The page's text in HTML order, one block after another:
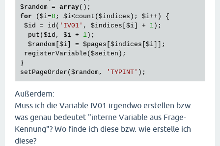
$random = array
for ( $i=0 ; $i<count( $indices ); $i++) {
$id = id( 'IV01' , $indices $i ] + 1 );
  put(
$id , $i + 1 );
$random $i ] = $pages $indices $i ]];
registerVariable( $seiten );
}
setPageOrder( $random, 'TYPINT'
Außerdem:
Muss ich die Variable IV01 irgendwo erstellen bzw.
was genau bedeutet "interne Variable aus Frage-
Kennung"? Wo finde ich diese bzw. wie erstelle ich
diese?